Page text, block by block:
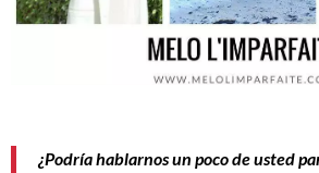
¿Podría hablarnos un poco de usted